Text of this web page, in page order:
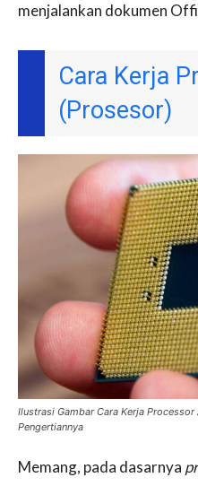
menjalankan dokumen
Cara Kerja
(Prosesor)
Ilustrasi Gambar Cara Kerja
Pengertiannya
Memang, pada dasarnya